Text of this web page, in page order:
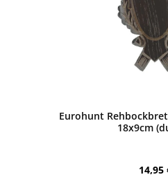
Eurohunt
18x9cm
14,95